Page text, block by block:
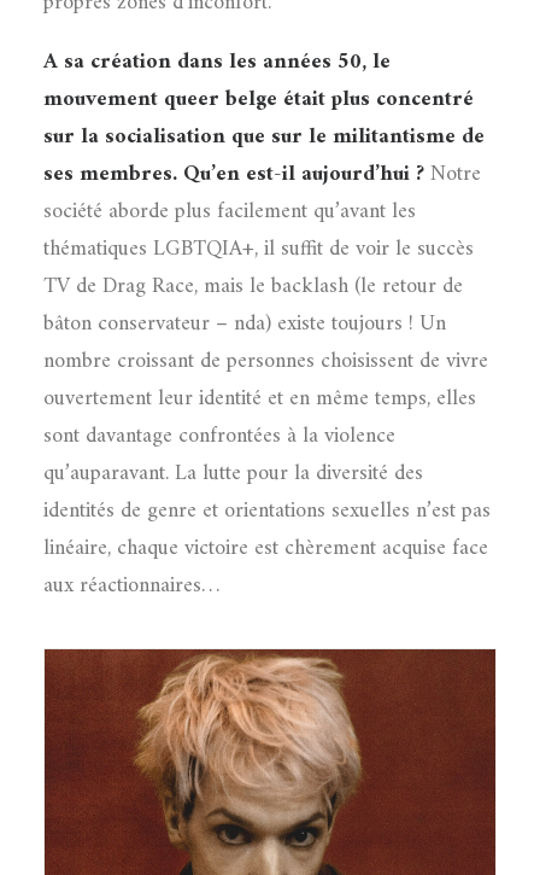
A sa création dans les années 50, le
mouvement queer belge était plus concentré
sur la socialisation que sur le militantisme de
ses membres. Qu’en est-il aujourd’hui ?Notre
société aborde plus facilement qu’avant les
thématiques LGBTQIA+, il suffit de voir le succès
TV de Drag Race, mais le backlash (le retour de
bâton conservateur – nda) existe toujours ! Un
nombre croissant de personnes choisissent de vivre
ouvertement leur identité et en même temps, elles
sont davantage confrontées à la violence
qu’auparavant. La lutte pour la diversité des
identités de genre et orientations sexuelles n’est pas
linéaire, chaque victoire est chèrement acquise face
aux réactionnaires…